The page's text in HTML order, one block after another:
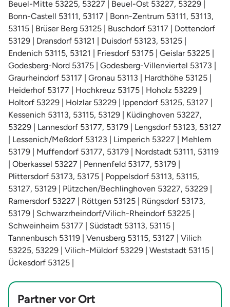
Beuel-Mitte 53225, 53227 | Beuel-Ost 53227, 53229 |
Bonn-Castell 53111, 53117 | Bonn-Zentrum 53111, 53113,
53115 | Brüser Berg 53125 | Buschdorf 53117 | Dottendorf
53129 | Dransdorf 53121 | Duisdorf 53123, 53125 |
Endenich 53115, 53121 | Friesdorf 53175 | Geislar 53225 |
Godesberg-Nord 53175 | Godesberg-Villenviertel 53173 |
Graurheindorf 53117 | Gronau 53113 | Hardthöhe 53125 |
Heiderhof 53177 | Hochkreuz 53175 | Hoholz 53229 |
Holtorf 53229 | Holzlar 53229 | Ippendorf 53125, 53127 |
Kessenich 53113, 53115, 53129 | Küdinghoven 53227,
53229 | Lannesdorf 53177, 53179 | Lengsdorf 53123, 53127
| Lessenich/Meßdorf 53123 | Limperich 53227 | Mehlem
53179 | Muffendorf 53177, 53179 | Nordstadt 53111, 53119
| Oberkassel 53227 | Pennenfeld 53177, 53179 |
Plittersdorf 53173, 53175 | Poppelsdorf 53113, 53115,
53127, 53129 | Pützchen/Bechlinghoven 53227, 53229 |
Ramersdorf 53227 | Röttgen 53125 | Rüngsdorf 53173,
53179 | Schwarzrheindorf/Vilich-Rheindorf 53225 |
Schweinheim 53177 | Südstadt 53113, 53115 |
Tannenbusch 53119 | Venusberg 53115, 53127 | Vilich
53225, 53229 | Vilich-Müldorf 53229 | Weststadt 53115 |
Ückesdorf 53125 |
Partner vor Ort